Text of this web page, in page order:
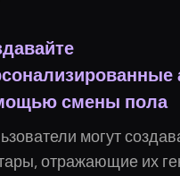
смены пола
могут
отражающие их